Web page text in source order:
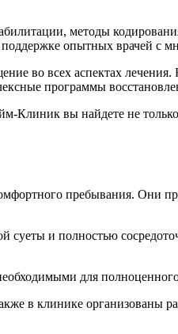
методы
поддержке опытных врачей с
во всех аспектах лечения.
программы
Клиник вы найдете не
пребывания. Они
суеты и полностью
для
в клинике организованы